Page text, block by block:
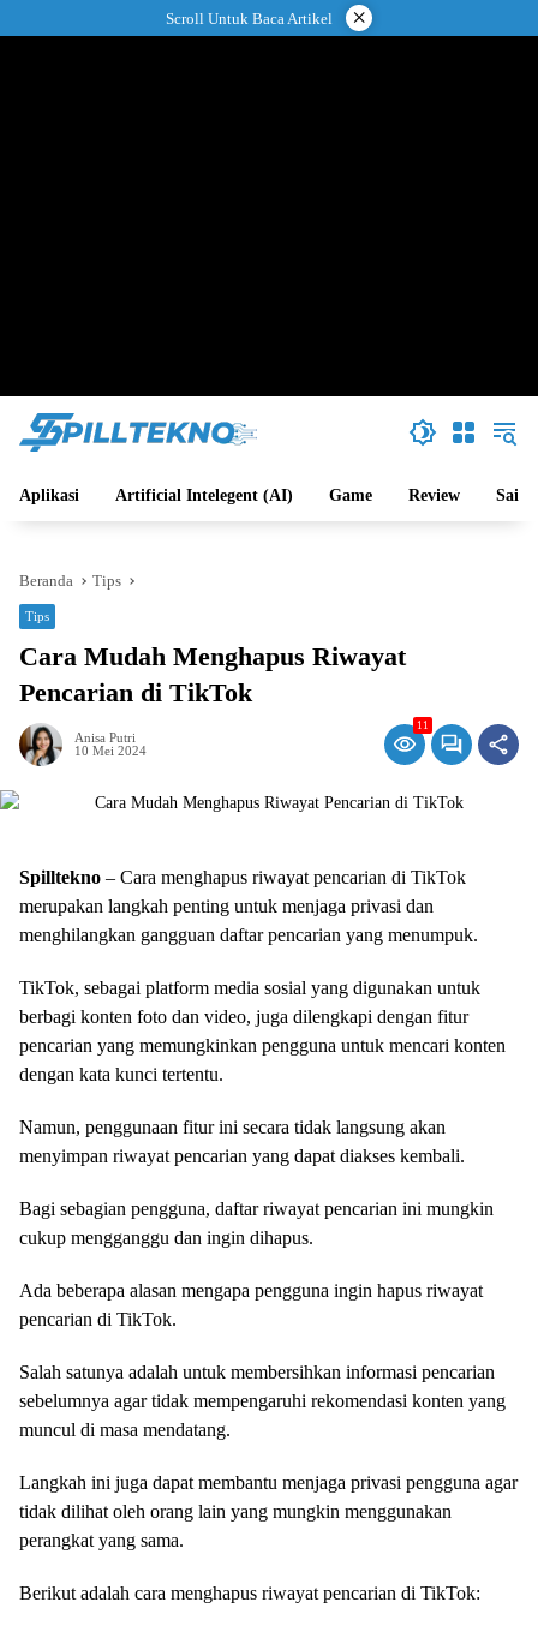
ke
Scroll Untuk Baca Artikel ×
Aplikasi Artificial Intelegent (AI) Game Review Sains
Beranda Tips
Tips
Cara Mudah Menghapus Riwayat
Pencarian di TikTok
Anisa Putri
10 Mei 2024
11
Spilltekno – Cara menghapus riwayat pencarian di TikTok
merupakan langkah penting untuk menjaga privasi dan
menghilangkan gangguan daftar pencarian yang menumpuk.
TikTok, sebagai platform media sosial yang digunakan untuk
berbagi konten foto dan video, juga dilengkapi dengan fitur
pencarian yang memungkinkan pengguna untuk mencari konten
dengan kata kunci tertentu.
Namun, penggunaan fitur ini secara tidak langsung akan
menyimpan riwayat pencarian yang dapat diakses kembali.
Bagi sebagian pengguna, daftar riwayat pencarian ini mungkin
cukup mengganggu dan ingin dihapus.
Ada beberapa alasan mengapa pengguna ingin hapus riwayat
pencarian di TikTok.
Salah satunya adalah untuk membersihkan informasi pencarian
sebelumnya agar tidak mempengaruhi rekomendasi konten yang
muncul di masa mendatang.
Langkah ini juga dapat membantu menjaga privasi pengguna agar
tidak dilihat oleh orang lain yang mungkin menggunakan
perangkat yang sama.
Berikut adalah cara menghapus riwayat pencarian di TikTok: